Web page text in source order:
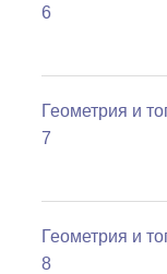
6
Геометрия и
7
Геометрия и
8